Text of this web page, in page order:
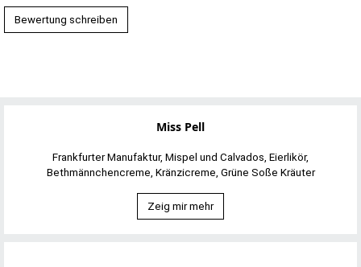
Bewertung schreiben
Miss Pell
Frankfurter Manufaktur, Mispel und Calvados, Eierlikör,
Bethmännchencreme, Kränzicreme, Grüne Soße Kräuter
Zeig mir mehr